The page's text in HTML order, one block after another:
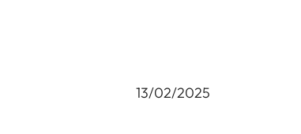
13/02/2025